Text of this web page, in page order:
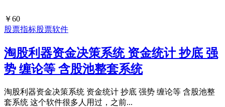
￥60
股票指标股票软件
淘股利器资金决策系统 资金统计 抄底 强
势 缠论等 含股池整套系统
淘股利器资金决策系统 资金统计 抄底 强势 缠论等 含股池整
套系统 这个软件很多人用过，之前...